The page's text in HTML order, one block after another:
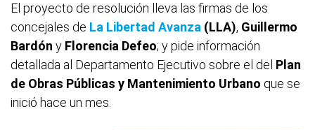
El proyecto de resolución lleva las firmas de los
concejales de La Libertad Avanza (LLA), Guillermo
Bardón y Florencia Defeo; y pide información
detallada al Departamento Ejecutivo sobre el del Plan
de Obras Públicas y Mantenimiento Urbano que se
inició hace un mes.